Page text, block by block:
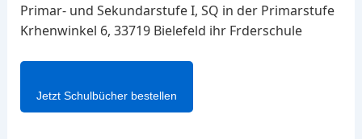
Primar- und Sekundarstufe I, SQ in der Primarstufe
Krhenwinkel 6, 33719 Bielefeld ihr Frderschule
Jetzt Schulbücher bestellen